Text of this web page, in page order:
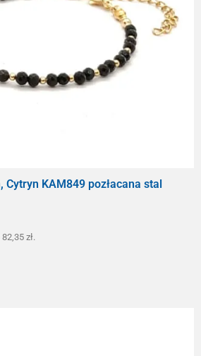
Cytryn KAM849 pozłacana stal
82,35 zł.